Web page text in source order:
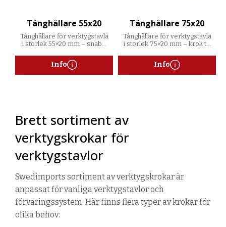
Tånghållare 55x20
Tånghållare för verktygstavla
i storlek 55×20 mm – snabb
omplacering med vred.
Info
Tånghållare 75x20
Tånghållare för verktygstavla
i storlek 75×20 mm – krok till
montering och demontering
via vred.
Info
Brett sortiment av
verktygskrokar för
verktygstavlor
Swedimports sortiment av verktygskrokar är
anpassat för vanliga verktygstavlor och
förvaringssystem. Här finns flera typer av krokar för
olika behov: